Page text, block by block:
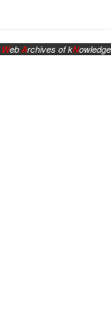
WebArchives of kNowledge